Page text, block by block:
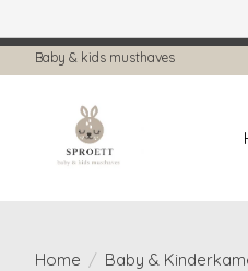
Baby & kids musthaves
Home / Baby &
←